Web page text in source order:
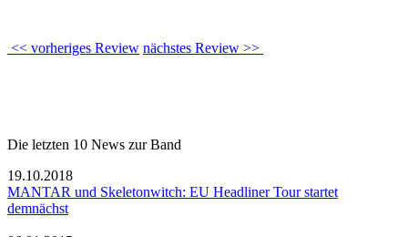
<< vorheriges Review nächstes Review >>
Die letzten 10 News zur Band
19.10.2018
MANTAR und Skeletonwitch: EU Headliner Tour startet
demnächst